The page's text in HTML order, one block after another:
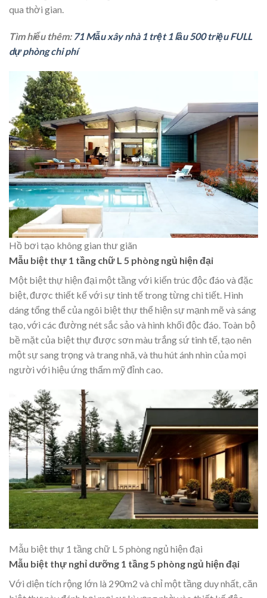
qua thời gian.
Tìm hiểu thêm: 71 Mẫu xây nhà 1 trệt 1 lầu 500 triệu FULL
dự phòng chi phí
Hồ bơi tạo không gian thư giãn
Mẫu biệt thự 1 tầng chữ L 5 phòng ngủ hiện đại
Một biệt thự hiện đại một tầng với kiến trúc độc đáo và đặc
biệt, được thiết kế với sự tinh tế trong từng chi tiết. Hình
dáng tổng thể của ngôi biệt thự thể hiện sự mạnh mẽ và sáng
tạo, với các đường nét sắc sảo và hình khối độc đáo. Toàn bộ
bề mặt của biệt thự được sơn màu trắng sứ tinh tế, tạo nên
một sự sang trọng và trang nhã, và thu hút ánh nhìn của mọi
người với hiệu ứng thẩm mỹ đỉnh cao.
Mẫu biệt thự 1 tầng chữ L 5 phòng ngủ hiện đại
Mẫu biệt thự nghỉ dưỡng 1 tầng 5 phòng ngủ hiện đại
Với diện tích rộng lớn là 290m2 và chỉ một tầng duy nhất, căn